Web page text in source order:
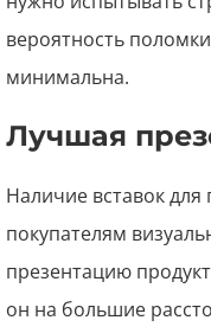
вероятность
минимальна.
Лучшая
Наличие вставок
покупателям
презентацию
он на большие